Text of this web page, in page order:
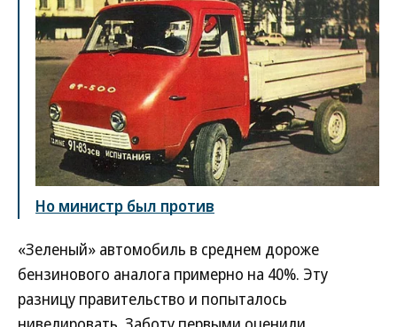
Но министр был против
«Зеленый» автомобиль в среднем дороже
бензинового аналога примерно на 40%. Эту
разницу правительство и попыталось